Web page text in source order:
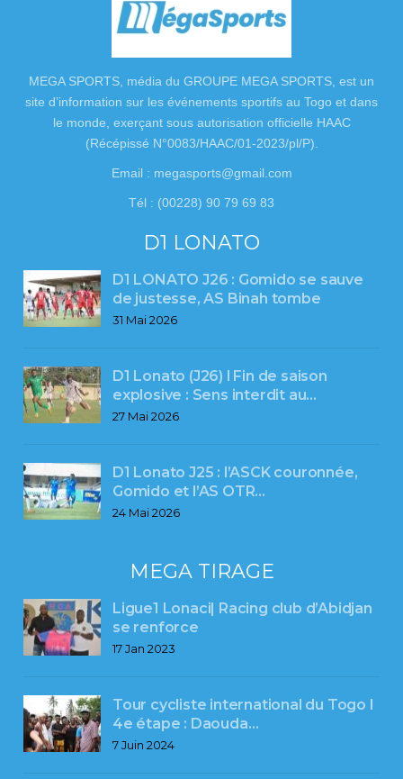
MEGA SPORTS, média du GROUPE MEGA SPORTS, est un
site d’information sur les événements sportifs au Togo et dans
le monde, exerçant sous autorisation officielle HAAC
(Récépissé N°0083/HAAC/01-2023/pl/P).
Email : megasports@gmail.com
Tél : (00228) 90 79 69 83
D1 LONATO
D1 LONATO J26 : Gomido se sauve
de justesse, AS Binah tombe
31 Mai 2026
D1 Lonato (J26) l Fin de saison
explosive : Sens interdit au…
27 Mai 2026
D1 Lonato J25 : l’ASCK couronnée,
Gomido et l’AS OTR…
24 Mai 2026
MEGA TIRAGE
Ligue1 Lonaci| Racing club d’Abidjan
se renforce
17 Jan 2023
Tour cycliste international du Togo l
4e étape : Daouda…
7 Juin 2024